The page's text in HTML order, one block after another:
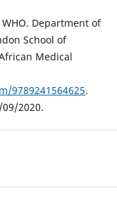
Department of
School of
Medical
9789241564625.
09/2020.